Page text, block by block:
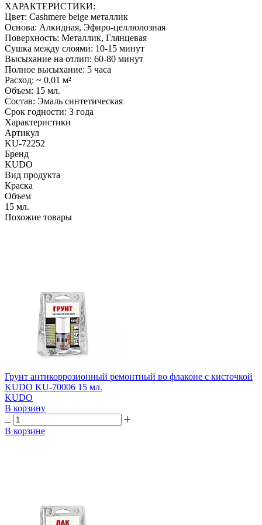
ХАРАКТЕРИСТИКИ:
Цвет: Cashmere beige металлик
Основа: Алкидная, Эфиро-целлюлозная
Поверхность: Металлик, Глянцевая
Сушка между слоями: 10-15 минут
Высыхание на отлип: 60-80 минут
Полное высыхание: 5 часа
Расход: ~ 0,01 м²
Объем: 15 мл.
Состав: Эмаль синтетическая
Срок годности: 3 года
Характеристики
Артикул
KU-72252
Бренд
KUDO
Вид продукта
Краска
Объем
15 мл.
Похожие товары
Грунт антикоррозионный ремонтный во флаконе с кисточкой
KUDO KU-70006 15 мл.
KUDO
В корзину
В корзине